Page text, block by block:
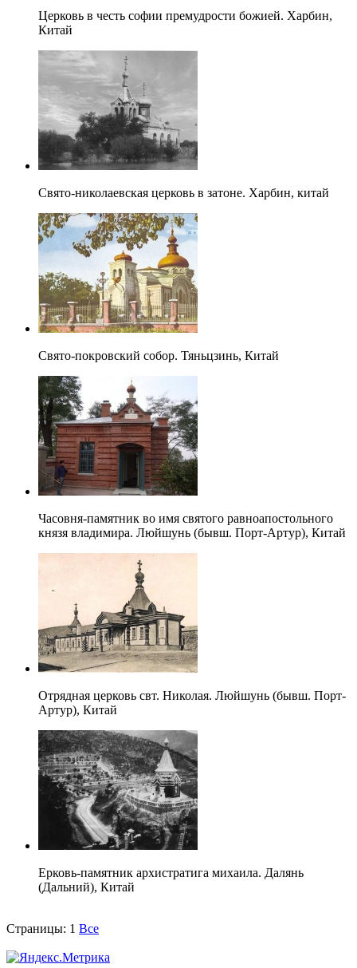
Церковь в честь софии премудрости божией. Харбин,
Китай
Свято-николаевская церковь в затоне. Харбин, китай
Свято-покровский собор. Тяньцзинь, Китай
Часовня-памятник во имя святого равноапостольного
князя владимира. Люйшунь (бывш. Порт-Артур), Китай
Отрядная церковь свт. Николая. Люйшунь (бывш. Порт-
Артур), Китай
Ерковь-памятник архистратига михаила. Далянь
(Дальний), Китай
Страницы: 1 Все